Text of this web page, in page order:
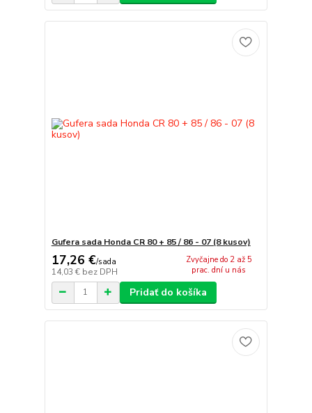
Gufera sada Honda CR 80 + 85 / 86 - 07 (8 kusov)
17,26 €/sada
14,03 € bez DPH
Zvyčajne do 2 až 5
prac. dní u nás
Pridať do košíka